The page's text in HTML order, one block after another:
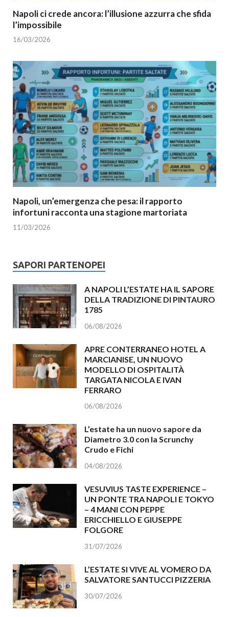
Napoli ci crede ancora: l’illusione azzurra che sfida
l’impossibile
16/03/2026
Napoli, un’emergenza che pesa: il rapporto
infortuni racconta una stagione martoriata
11/03/2026
SAPORI PARTENOPEI
A NAPOLI L’ESTATE HA IL SAPORE
DELLA TRADIZIONE DI PINTAURO
1785
06/08/2026
APRE CONTERRANEO HOTEL A
MARCIANISE, UN NUOVO
MODELLO DI OSPITALITÀ
TARGATA NICOLA E IVAN
FERRARO
06/08/2026
L’estate ha un nuovo sapore da
Diametro 3.0 con la Scrunchy
Crudo e Fichi
04/08/2026
VESUVIUS TASTE EXPERIENCE –
UN PONTE TRA NAPOLI E TOKYO
– 4 MANI CON PEPPE
ERICCHIELLO E GIUSEPPE
FOLGORE
31/07/2026
L’ESTATE SI VIVE AL VOMERO DA
SALVATORE SANTUCCI PIZZERIA
30/07/2026